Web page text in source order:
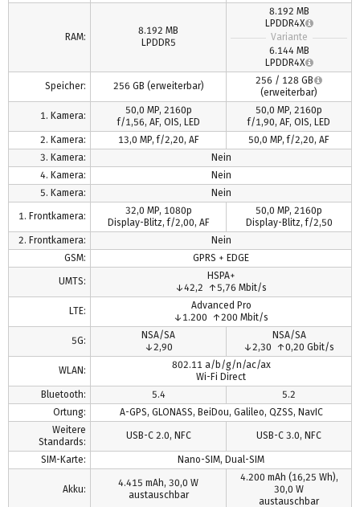
RAM:
8.192 MB
LPDDR5
8.192 MB
LPDDR4X
Variante
6.144 MB
LPDDR4X
Speicher: 256 GB (erweiterbar)
256 / 128 GB
(erweiterbar)
1. Kamera:
50,0 MP, 2160p
f/1,56, AF, OIS, LED
50,0 MP, 2160p
f/1,90, AF, OIS, LED
2. Kamera:
13,0 MP, f/2,20, AF
50,0 MP, f/2,20, AF
3. Kamera:
Nein
4. Kamera:
Nein
5. Kamera:
Nein
1. Frontkamera:
32,0 MP, 1080p
Display-Blitz, f/2,00, AF
50,0 MP, 2160p
Display-Blitz, f/2,50
2. Frontkamera:
Nein
GSM:
GPRS + EDGE
UMTS:
HSPA+
↓42,2 ↑5,76 Mbit/s
LTE:
Advanced Pro
↓1.200 ↑200 Mbit/s
5G:
NSA/SA
↓2,90
NSA/SA
↓2,30 ↑0,20 Gbit/s
WLAN:
802.11 a/b/g/n/ac/ax
Wi-Fi Direct
Bluetooth:
5.4
5.2
Ortung:
A-GPS, GLONASS, BeiDou, Galileo, QZSS, NavIC
Weitere
Standards:
USB-C 2.0, NFC USB-C 3.0, NFC
SIM-Karte: Nano-SIM, Dual-SIM
Akku:
4.415 mAh, 30,0 W
austauschbar
4.200 mAh (16,25 Wh),
30,0 W
austauschbar